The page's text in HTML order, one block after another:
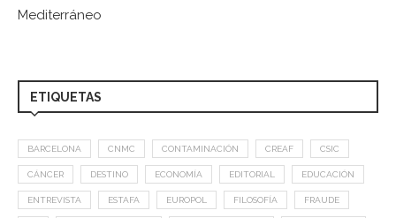
Mediterráneo
ETIQUETAS
BARCELONA CNMC CONTAMINACIÓN CREAF CSIC
CÁNCER DESTINO ECONOMÍA EDITORIAL EDUCACIÓN
ENTREVISTA ESTAFA EUROPOL FILOSOFÍA FRAUDE